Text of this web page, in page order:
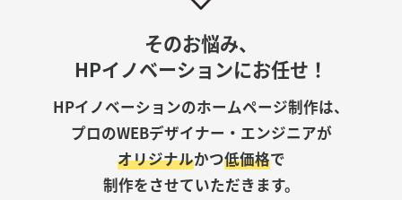
そのお悩み、
HPイノベーションにお任せ！
HPイノベーションのホームページ制作は、
プロのWEBデザイナー・エンジニアが
オリジナルかつ低価格で
制作をさせていただきます。